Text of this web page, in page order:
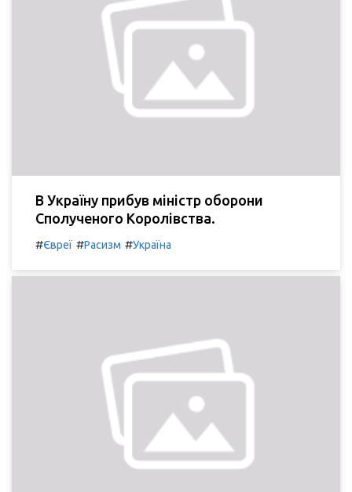
В Україну прибув міністр оборони
Сполученого Королівства.
#Євреї #Расизм #Україна